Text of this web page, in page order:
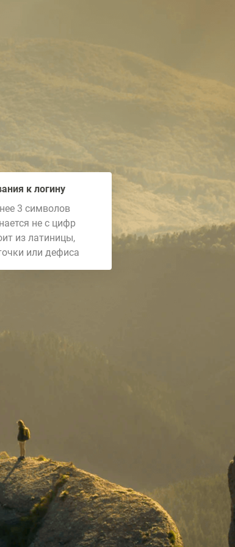
к логину
3 символов
не с цифр
из латиницы,
или дефиса